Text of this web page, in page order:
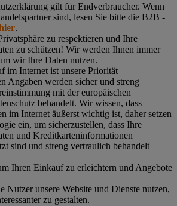
gilt für Endverbraucher. Wenn
sind, lesen Sie bitte die B2B -
.
zu respektieren und Ihre
zu schützen! Wir werden Ihnen immer
wir Ihre Daten nutzen.
im Internet ist unsere Priorität
Angaben werden sicher und streng
mit der europäischen
behandelt. Wir wissen, dass
im Internet äußerst wichtig ist, daher setzen
ein, um sicherzustellen, dass Ihre
und Kreditkarteninformationen
sind und streng vertraulich behandelt
Ihren Einkauf zu erleichtern und Angebote
Nutzer unsere Website und Dienste nutzen,
zu gestalten.